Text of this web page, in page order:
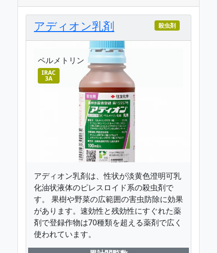
アディオン乳剤 殺虫剤
ペルメトリン
IRAC
3A
アディオン乳剤は、性状が淡黄色澄明可乳
化油状液体のピレスロイド系の殺虫剤で
す。 果樹や野菜の広範囲の害虫防除に効果
があります。速効性と残効性にすぐれた薬
剤で登録作物は70種類を超える薬剤で広く
使われています。